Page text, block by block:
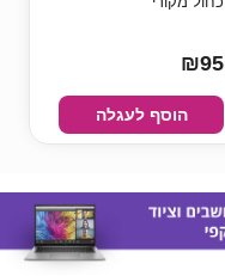
₪95
הוסף לעגלה